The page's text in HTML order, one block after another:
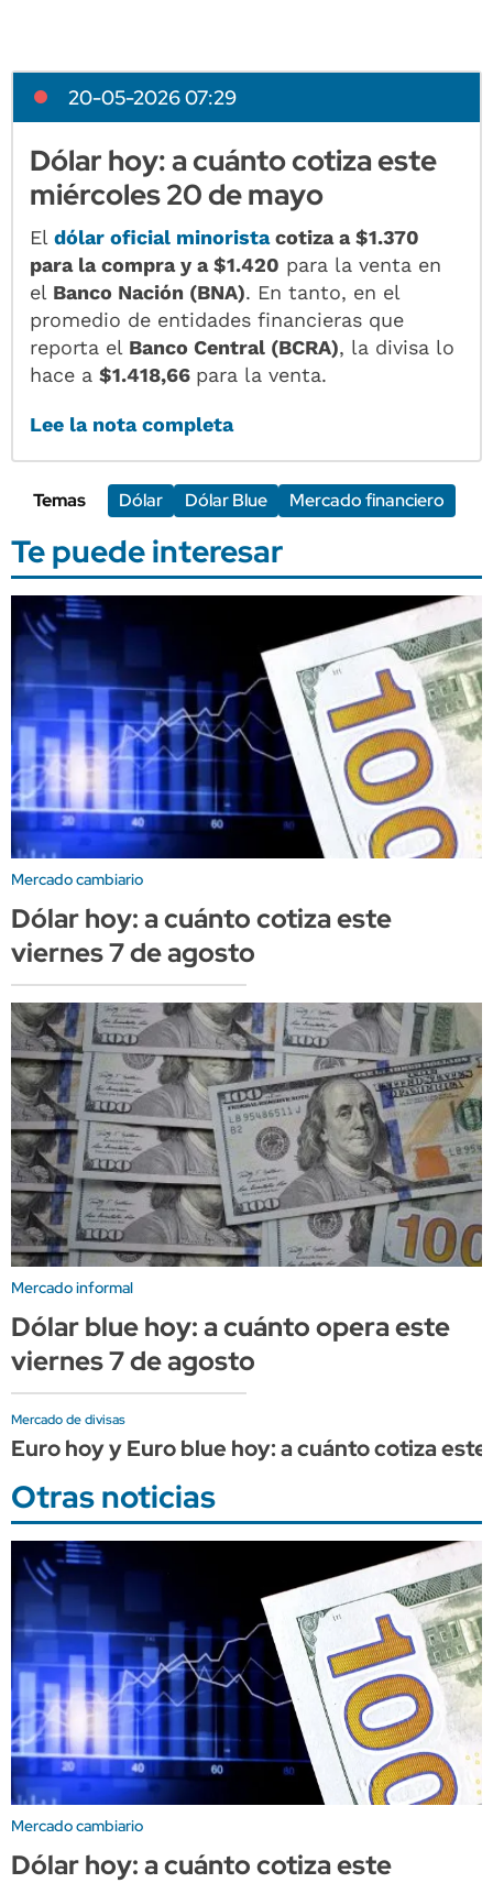
20-05-2026 07:29
Dólar hoy: a cuánto cotiza este
miércoles 20 de mayo
Eldólar oficial minoristacotiza a $1.370
para la compra y a $1.420 para la venta en
el Banco Nación (BNA). En tanto, en el
promedio de entidades financieras que
reporta el Banco Central (BCRA), la divisa lo
hace a$1.418,66 para la venta.
Lee la nota completa
Temas Dólar Dólar Blue Mercado financiero
Te puede interesar
Mercado cambiario
Dólar hoy: a cuánto cotiza este
viernes 7 de agosto
Mercado informal
Dólar blue hoy: a cuánto opera este
viernes 7 de agosto
Mercado de divisas
Euro hoy y Euro blue hoy: a cuánto cotiza
Otras noticias
Mercado cambiario
Dólar hoy: a cuánto cotiza este